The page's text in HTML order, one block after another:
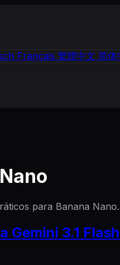
Français 繁體中文 简体
para Banana Nano.
3.1